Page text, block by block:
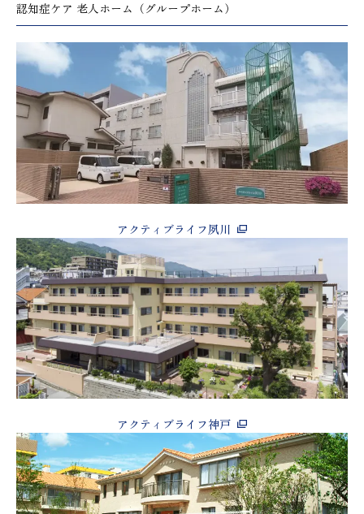
認知症ケア 老人ホーム（グループホーム）
アクティブライフ夙川
アクティブライフ神戸